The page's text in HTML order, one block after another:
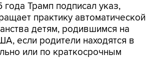
Трамп подписал указ,
практику автоматической
детям, родившимся на
если родители находятся в
или по краткосрочным